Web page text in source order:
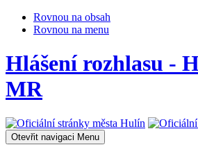
Rovnou na obsah
Rovnou na menu
Hlášení rozhlasu -
MR
Otevřit navigaci Menu